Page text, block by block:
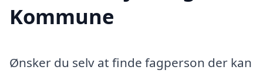
Kommune
Ønsker du selv at finde fagperson der kan